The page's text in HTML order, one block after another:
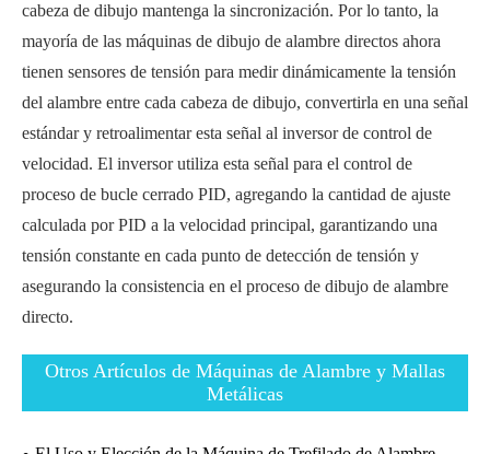
cabeza de dibujo mantenga la sincronización. Por lo tanto, la
mayoría de las máquinas de dibujo de alambre directos ahora
tienen sensores de tensión para medir dinámicamente la tensión
del alambre entre cada cabeza de dibujo, convertirla en una señal
estándar y retroalimentar esta señal al inversor de control de
velocidad. El inversor utiliza esta señal para el control de
proceso de bucle cerrado PID, agregando la cantidad de ajuste
calculada por PID a la velocidad principal, garantizando una
tensión constante en cada punto de detección de tensión y
asegurando la consistencia en el proceso de dibujo de alambre
directo.
Otros Artículos de Máquinas de Alambre y Mallas
Metálicas